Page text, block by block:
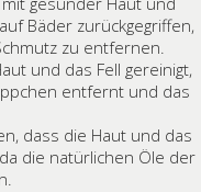
Bäder zurückgegriffen,
zu entfernen.
und das Fell gereinigt,
entfernt und das
dass die Haut und das
die natürlichen Öle der